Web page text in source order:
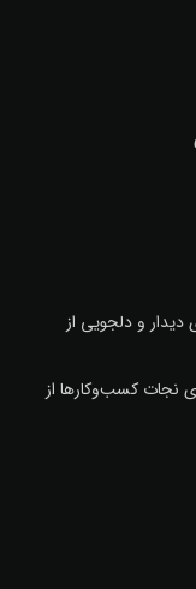
دیدار و دلجویی از
نجات کسب‌وکارها از